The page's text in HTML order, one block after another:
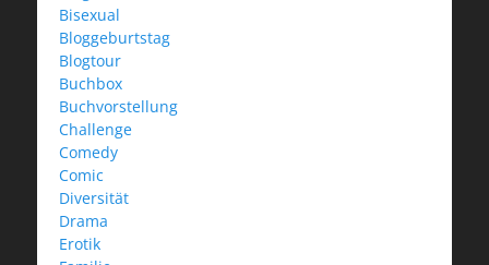
Bisexual
Bloggeburtstag
Blogtour
Buchbox
Buchvorstellung
Challenge
Comedy
Comic
Diversität
Drama
Erotik